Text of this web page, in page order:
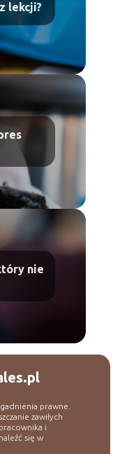
lekcji?
nie
prawne.
zawiłych
i
się w